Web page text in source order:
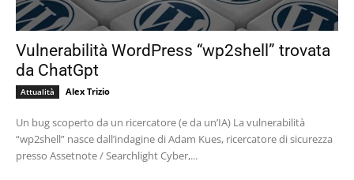
Vulnerabilità WordPress “wp2shell” trovata
da ChatGpt
Attualità Alex Trizio
Un bug scoperto da un ricercatore (e da un’IA) La vulnerabilità
“wp2shell” nasce dall’indagine di Adam Kues, ricercatore di sicurezza
presso Assetnote / Searchlight Cyber,...